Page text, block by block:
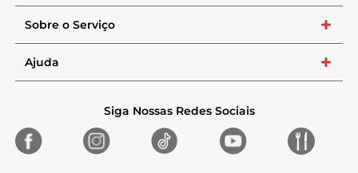
Sobre o Serviço +
Ajuda +
Siga Nossas Redes Sociais